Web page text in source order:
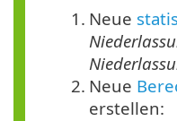
1. Neue
2. Neue
erstellen: